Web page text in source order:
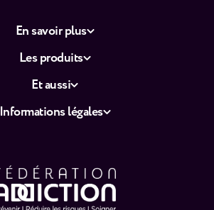
En savoir plus
Les produits
Et aussi
Informations légales